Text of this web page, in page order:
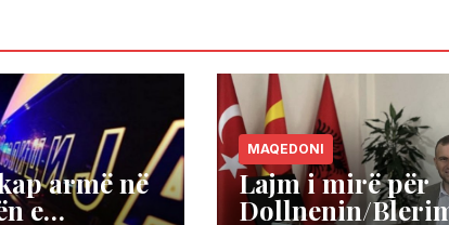
armë në
e
MAQEDONI
Lajm i mirë për
Dollnenin/